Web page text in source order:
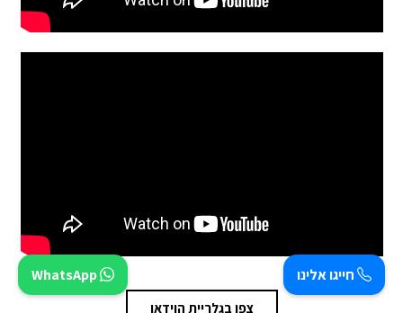
צפו בגלריית הוידאו
חייגו אלינו